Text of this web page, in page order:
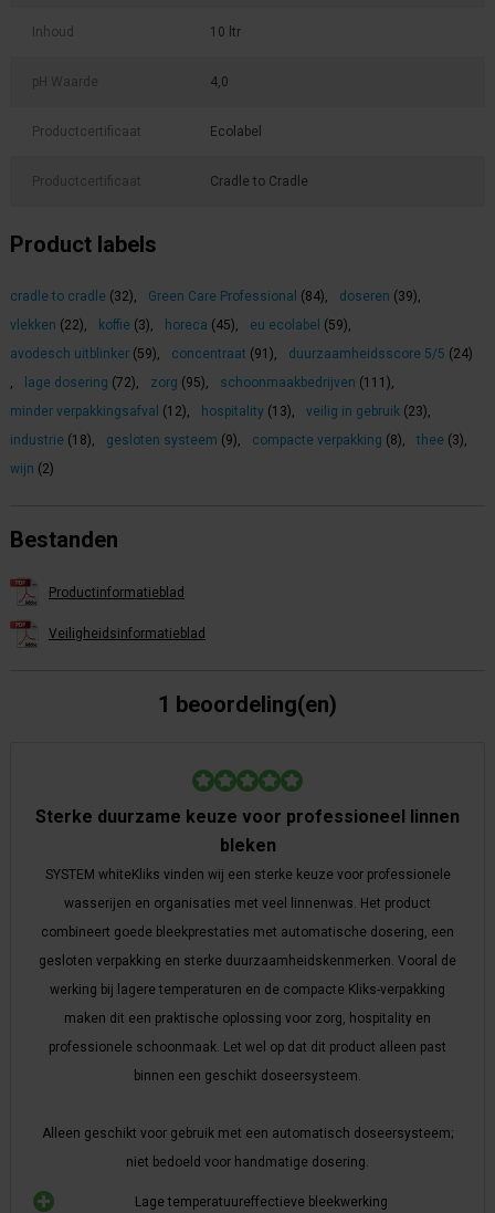
Inhoud 10 ltr
pH Waarde 4,0
Productcertificaat Ecolabel
Productcertificaat Cradle to Cradle
Product labels
cradle to cradle (32) Green Care Professional (84) doseren (39)
vlekken (22) koffie (3) horeca (45) eu ecolabel (59)
avodesch uitblinker (59) concentraat (91) duurzaamheidsscore 5/5 (24)
lage dosering (72) zorg (95) schoonmaakbedrijven (111)
minder verpakkingsafval (12) hospitality (13) veilig in gebruik (23)
industrie (18) gesloten systeem (9) compacte verpakking (8) thee (3)
wijn (2)
Bestanden
Productinformatieblad
Veiligheidsinformatieblad
1 beoordeling(en)
Sterke duurzame keuze voor professioneel linnen
bleken
SYSTEM whiteKliks vinden wij een sterke keuze voor professionele
wasserijen en organisaties met veel linnenwas. Het product
combineert goede bleekprestaties met automatische dosering, een
gesloten verpakking en sterke duurzaamheidskenmerken. Vooral de
werking bij lagere temperaturen en de compacte Kliks-verpakking
maken dit een praktische oplossing voor zorg, hospitality en
professionele schoonmaak. Let wel op dat dit product alleen past
binnen een geschikt doseersysteem.
Alleen geschikt voor gebruik met een automatisch doseersysteem;
niet bedoeld voor handmatige dosering.
Lage temperatuureffectieve bleekwerking